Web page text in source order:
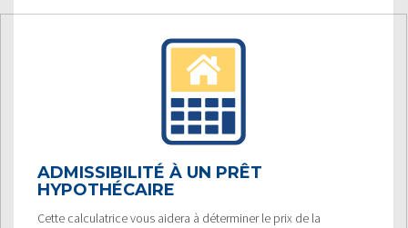
ADMISSIBILITÉ À UN PRÊT
HYPOTHÉCAIRE
Cette calculatrice vous aidera à déterminer le prix de la